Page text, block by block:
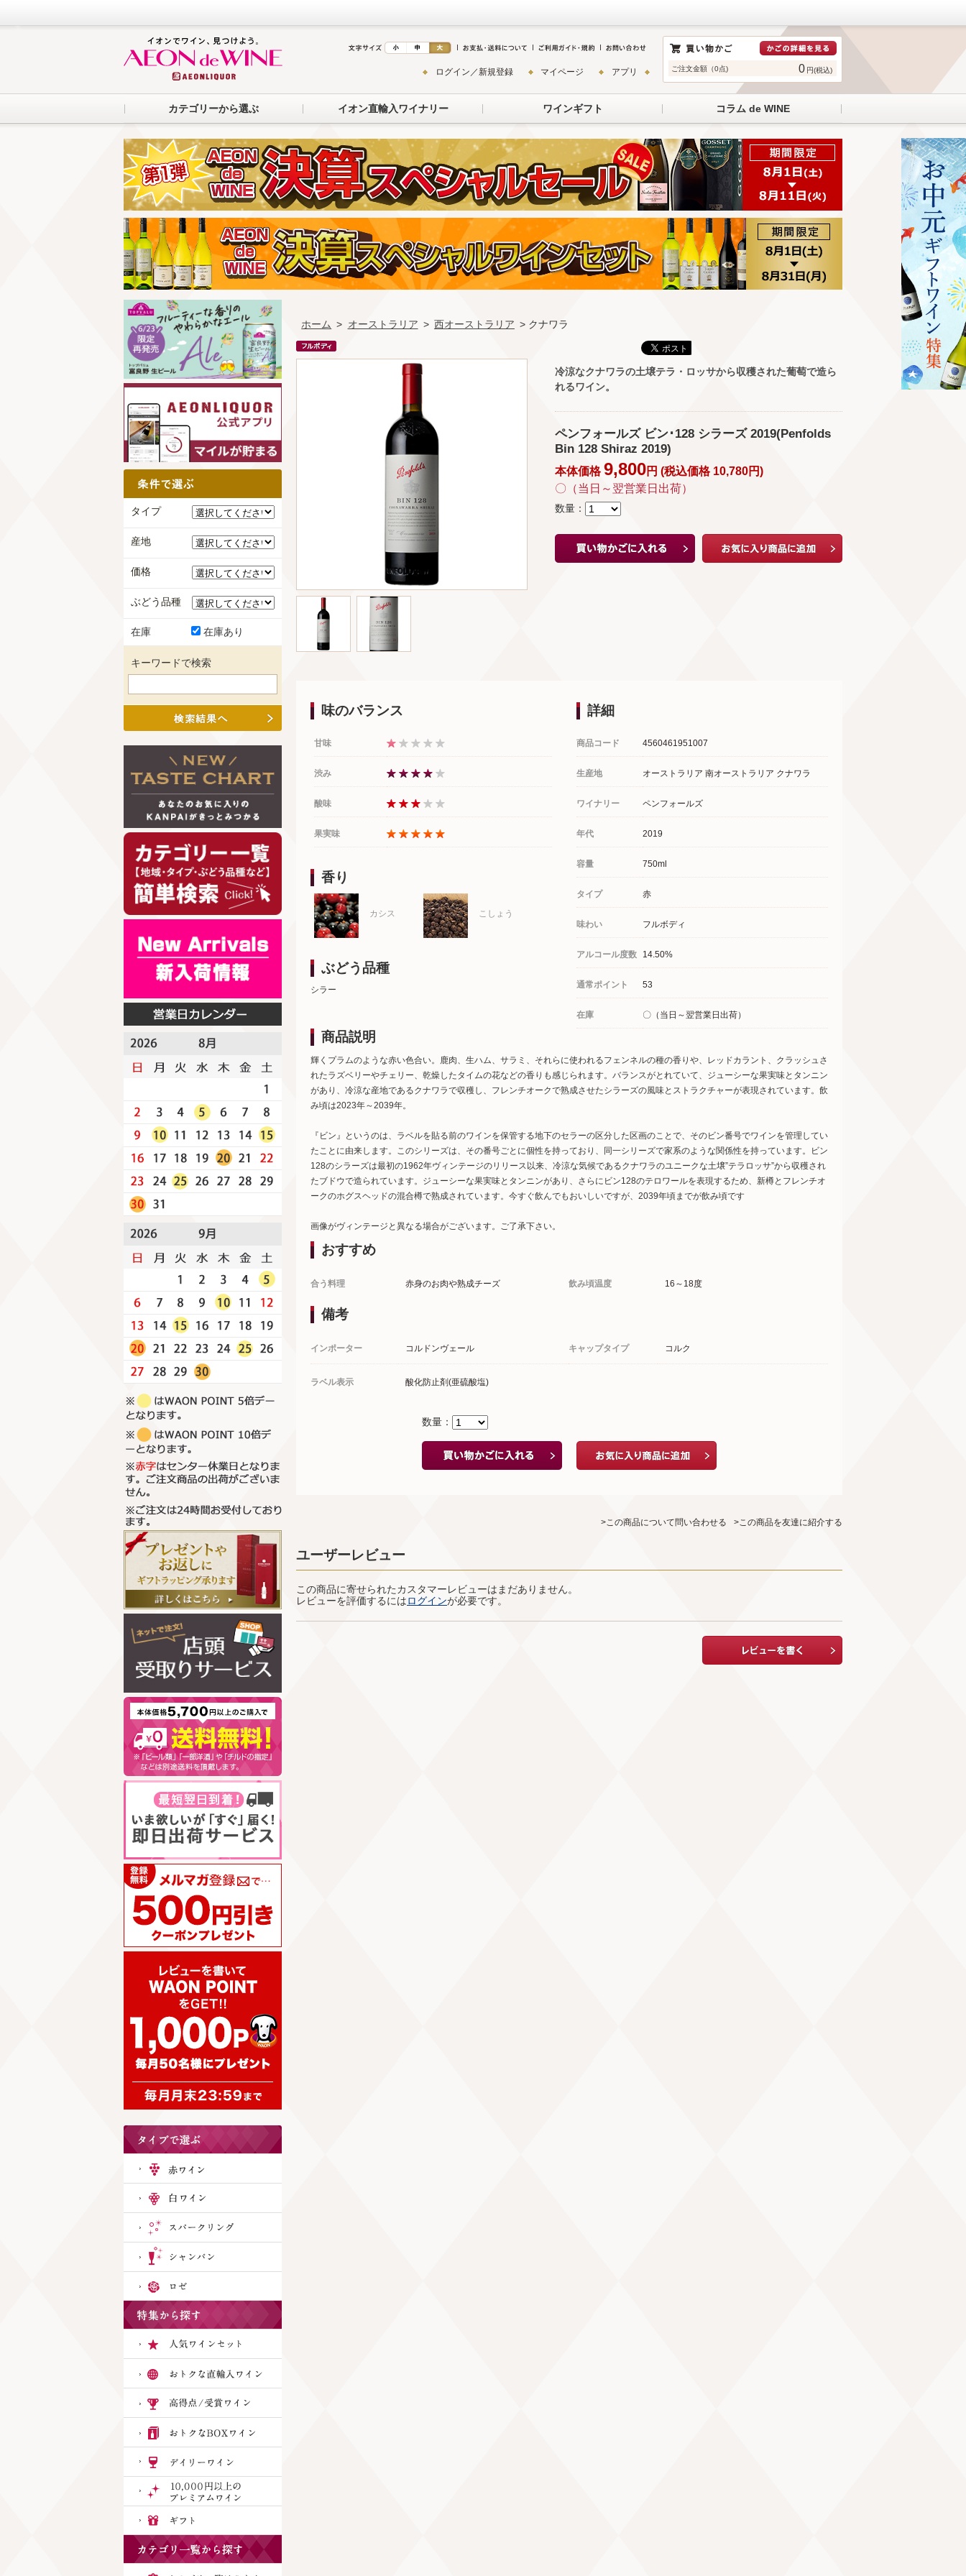
ご注文金額（0点) 0 円(税込)
ログイン／新規登録 マイページ アプリ
カテゴリーから選ぶ イオン直輸入ワイナリー ワインギフト コラム de WINE
ホーム > オーストラリア > 西オーストラリア > クナワラ
冷涼なクナワラの土壌テラ・ロッサから収穫された葡萄で造ら
れるワイン。
ペンフォールズ ビン･128 シラーズ 2019(Penfolds
Bin 128 Shiraz 2019)
本体価格9,800円 (税込価格 10,780円)
〇（当日～翌営業日出荷）
数量：
詳細
商品コード 4560461951007
生産地 オーストラリア 南オーストラリア クナワラ
ワイナリー ペンフォールズ
年代 2019
容量 750ml
タイプ 赤
味わい フルボディ
アルコール度数 14.50%
通常ポイント 53
在庫 〇（当日～翌営業日出荷）
味のバランス
甘味
渋み
酸味
果実味
香り
カシス こしょう
ぶどう品種
シラー
商品説明
輝くプラムのような赤い色合い。鹿肉、生ハム、サラミ、それらに使われるフェンネルの種の香りや、レッドカラント、クラッシュさ
れたラズベリーやチェリー、乾燥したタイムの花などの香りも感じられます。バランスがとれていて、ジューシーな果実味とタンニン
があり、冷涼な産地であるクナワラで収穫し、フレンチオークで熟成させたシラーズの風味とストラクチャーが表現されています。飲
み頃は2023年～2039年。
『ビン』というのは、ラベルを貼る前のワインを保管する地下のセラーの区分した区画のことで、そのビン番号でワインを管理してい
たことに由来します。このシリーズは、その番号ごとに個性を持っており、同一シリーズで家系のような関係性を持っています。ビン
128のシラーズは最初の1962年ヴィンテージのリリース以来、冷涼な気候であるクナワラのユニークな土壌”テラロッサ”から収穫され
たブドウで造られています。ジューシーな果実味とタンニンがあり、さらにビン128のテロワールを表現するため、新樽とフレンチオ
ークのホグスヘッドの混合樽で熟成されています。今すぐ飲んでもおいしいですが、2039年頃までが飲み頃です
画像がヴィンテージと異なる場合がございます。ご了承下さい。
おすすめ
合う料理 赤身のお肉や熟成チーズ 飲み頃温度 16～18度
備考
インポーター コルドンヴェール キャップタイプ コルク
ラベル表示 酸化防止剤(亜硫酸塩)
数量：
>この商品について問い合わせる >この商品を友達に紹介する
ユーザーレビュー
この商品に寄せられたカスタマーレビューはまだありません。
レビューを評価するにはログインが必要です。
タイプ
産地
価格
ぶどう品種
在庫 在庫あり
キーワードで検索